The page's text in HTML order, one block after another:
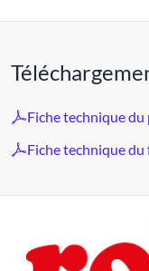
Fiche technique
Fiche technique